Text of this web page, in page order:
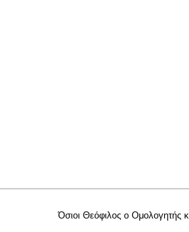
Όσιοι Θεόφιλος ο Ομολογητής